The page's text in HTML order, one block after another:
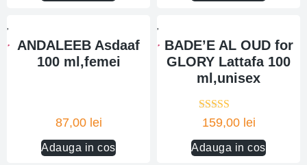
ANDALEEB Asdaaf
100 ml,femei
87,00 lei
Adauga in cos
BADE’E AL OUD for
GLORY Lattafa 100
ml,unisex
159,00 lei
Adauga in cos
Evaluat la
5.00